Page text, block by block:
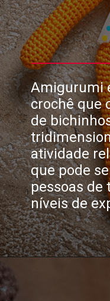
Amigurumi
crochê que
de
atividade
que pode
pessoas de
níveis de